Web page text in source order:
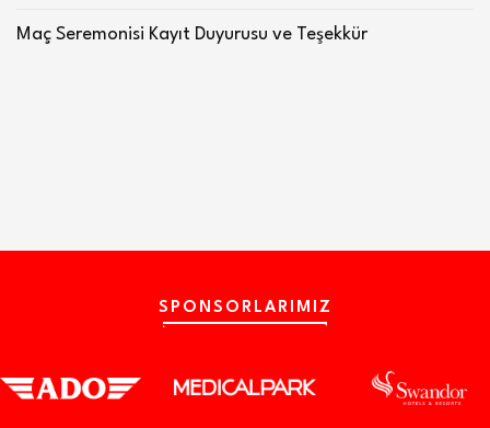
Maç Seremonisi Kayıt Duyurusu ve Teşekkür
SPONSORLARIMIZ